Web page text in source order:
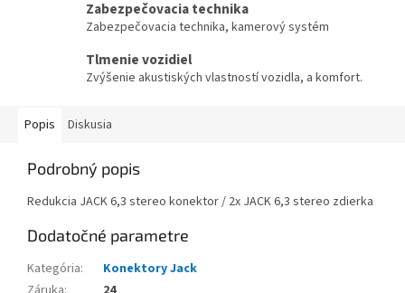
Zabezpečovacia technika
Zabezpečovacia technika, kamerový systém
Tlmenie vozidiel
Zvýšenie akustiských vlastností vozidla, a komfort.
Popis Diskusia
Podrobný popis
Redukcia JACK 6,3 stereo konektor / 2x JACK 6,3 stereo zdierka
Dodatočné parametre
Kategória:
Konektory Jack